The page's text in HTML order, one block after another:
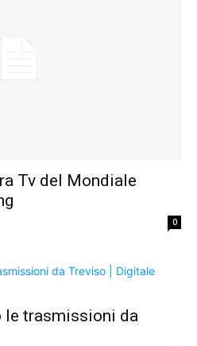
Tv del Mondiale
0
le trasmissioni da